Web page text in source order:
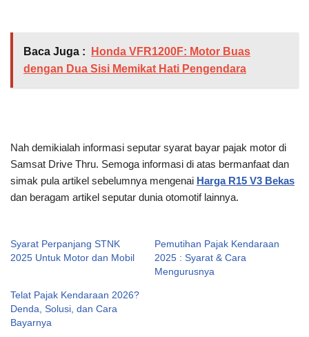
Baca Juga :
Honda VFR1200F: Motor Buas
dengan Dua Sisi Memikat Hati Pengendara
Nah demikialah informasi seputar syarat bayar pajak motor di
Samsat Drive Thru. Semoga informasi di atas bermanfaat dan
simak pula artikel sebelumnya mengenai Harga R15 V3 Bekas
dan beragam artikel seputar dunia otomotif lainnya.
Syarat Perpanjang STNK
2025 Untuk Motor dan Mobil
Pemutihan Pajak Kendaraan
2025 : Syarat & Cara
Mengurusnya
Telat Pajak Kendaraan 2026?
Denda, Solusi, dan Cara
Bayarnya